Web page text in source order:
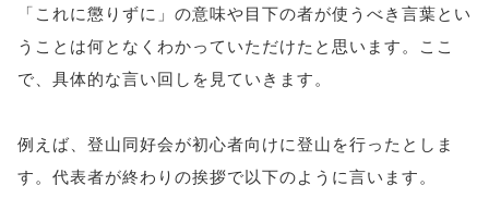
「これに懲りずに」の意味や目下の者が使うべき言葉とい
うことは何となくわかっていただけたと思います。ここ
で、具体的な言い回しを見ていきます。
例えば、登山同好会が初心者向けに登山を行ったとしま
す。代表者が終わりの挨拶で以下のように言います。